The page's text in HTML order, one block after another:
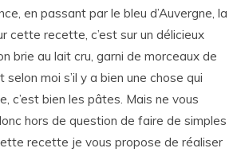
en passant par le bleu d’Auvergne, la
cette recette, c’est sur un délicieux
brie au lait cru, garni de morceaux de
moi s’il y a bien une chose qui
c’est bien les pâtes. Mais ne vous
hors de question de faire de simples
recette je vous propose de réaliser